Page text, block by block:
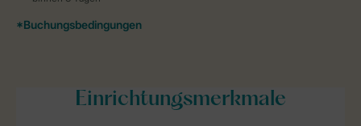
Einrichtungsmerkmale